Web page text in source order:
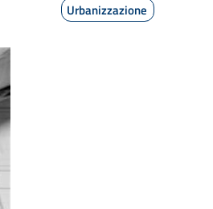
Urbanizzazione